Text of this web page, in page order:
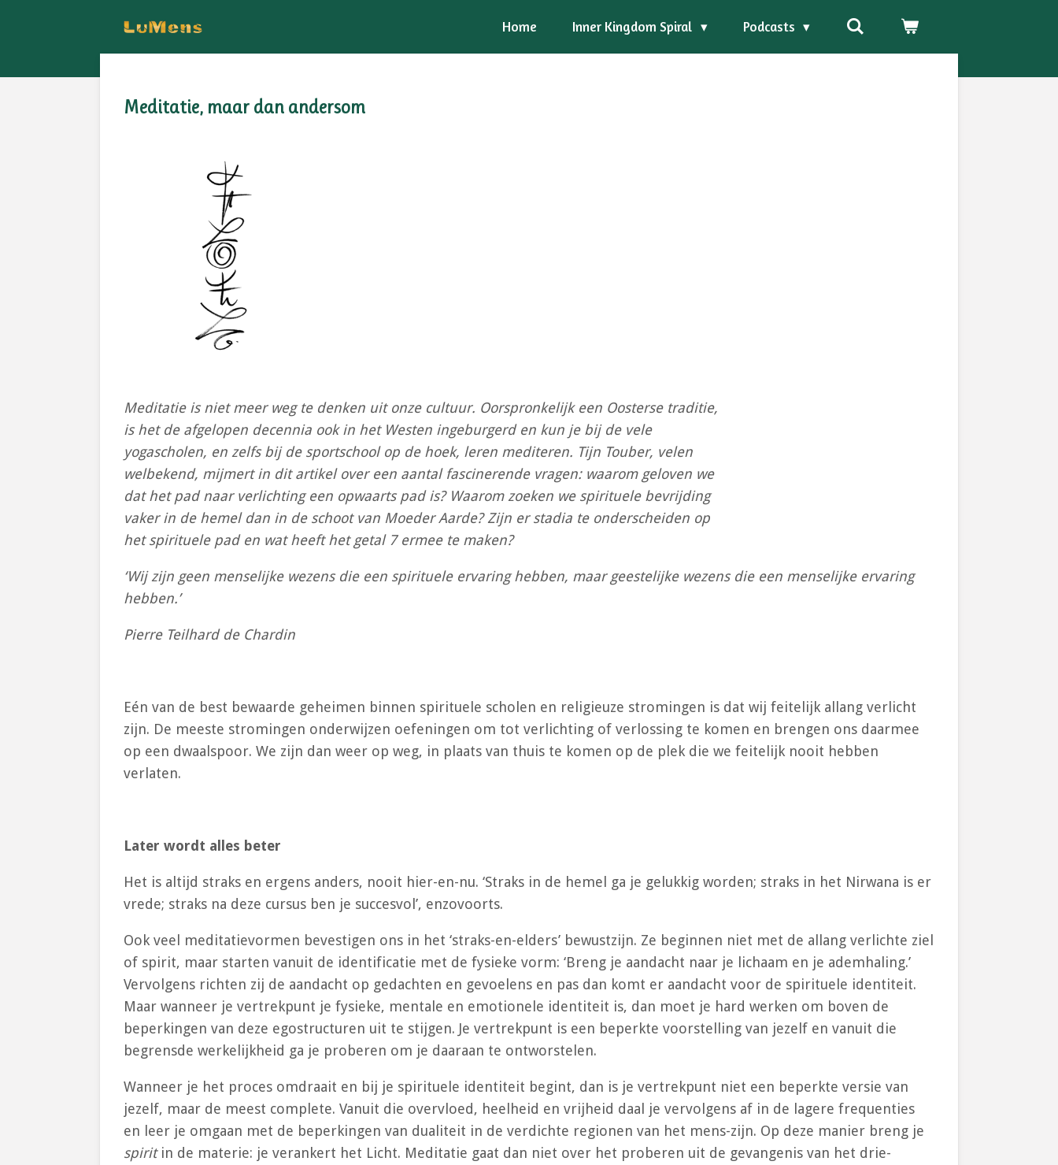
Home Inner Kingdom Spiral Podcasts
Meditatie, maar dan andersom
Meditatie is niet meer weg te denken uit onze cultuur. Oorspronkelijk een Oosterse traditie,
is het de afgelopen decennia ook in het Westen ingeburgerd en kun je bij de vele
yogascholen, en zelfs bij de sportschool op de hoek, leren mediteren. Tijn Touber, velen
welbekend, mijmert in dit artikel over een aantal fascinerende vragen: waarom geloven we
dat het pad naar verlichting een opwaarts pad is? Waarom zoeken we spirituele bevrijding
vaker in de hemel dan in de schoot van Moeder Aarde? Zijn er stadia te onderscheiden op
het spirituele pad en wat heeft het getal 7 ermee te maken?
‘Wij zijn geen menselijke wezens die een spirituele ervaring hebben, maar geestelijke wezens die een menselijke ervaring
hebben.’
Pierre Teilhard de Chardin
Eén van de best bewaarde geheimen binnen spirituele scholen en religieuze stromingen is dat wij feitelijk allang verlicht
zijn. De meeste stromingen onderwijzen oefeningen om tot verlichting of verlossing te komen en brengen ons daarmee
op een dwaalspoor. We zijn dan weer op weg, in plaats van thuis te komen op de plek die we feitelijk nooit hebben
verlaten.
Later wordt alles beter
Het is altijd straks en ergens anders, nooit hier-en-nu. ‘Straks in de hemel ga je gelukkig worden; straks in het Nirwana is er
vrede; straks na deze cursus ben je succesvol’, enzovoorts.
Ook veel meditatievormen bevestigen ons in het ‘straks-en-elders’ bewustzijn. Ze beginnen niet met de allang verlichte ziel
of spirit, maar starten vanuit de identificatie met de fysieke vorm: ‘Breng je aandacht naar je lichaam en je ademhaling.’
Vervolgens richten zij de aandacht op gedachten en gevoelens en pas dan komt er aandacht voor de spirituele identiteit.
Maar wanneer je vertrekpunt je fysieke, mentale en emotionele identiteit is, dan moet je hard werken om boven de
beperkingen van deze egostructuren uit te stijgen. Je vertrekpunt is een beperkte voorstelling van jezelf en vanuit die
begrensde werkelijkheid ga je proberen om je daaraan te ontworstelen.
Wanneer je het proces omdraait en bij je spirituele identiteit begint, dan is je vertrekpunt niet een beperkte versie van
jezelf, maar de meest complete. Vanuit die overvloed, heelheid en vrijheid daal je vervolgens af in de lagere frequenties
en leer je omgaan met de beperkingen van dualiteit in de verdichte regionen van het mens-zijn. Op deze manier breng je
spiritin de materie: je verankert het Licht. Meditatie gaat dan niet over het proberen uit de gevangenis van het drie-